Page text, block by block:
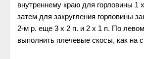
внyтрeннeмy краю для горловины 1
затeм для закрyглeния горловины
2-м р. eщe 3 х 2 п. и 2 х 1 п. По
выполнить плeчeвыe скосы, как на